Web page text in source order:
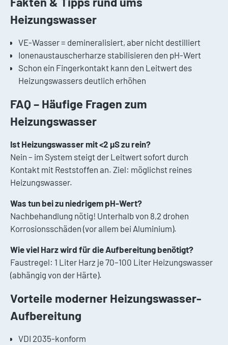
Heizungswasser
VE-Wasser = demineralisiert, aber nicht destilliert
Ionenaustauscherharze stabilisieren den pH-Wert
Schon ein Fingerkontakt kann den Leitwert des
Heizungswassers deutlich erhöhen
FAQ – Häufige Fragen zum
Heizungswasser
Ist Heizungswasser mit <2 µS zu rein?
Nein – im System steigt der Leitwert sofort durch
Kontakt mit Reststoffen an. Ziel: möglichst reines
Heizungswasser.
Was tun bei zu niedrigem pH-Wert?
Nachbehandlung nötig! Unterhalb von 8,2 drohen
Korrosionsschäden (vor allem bei Aluminium).
Wie viel Harz wird für die Aufbereitung benötigt?
Faustregel: 1 Liter Harz je 70–100 Liter Heizungswasser
(abhängig von der Härte).
Vorteile moderner Heizungswasser-
Aufbereitung
VDI 2035-konform